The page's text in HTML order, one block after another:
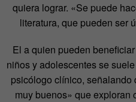
quiera lograr. «Se puede
literatura, que pueden ser
El a quien pueden
niños y adolescentes se
psicólogo clínico,
muy buenos» que